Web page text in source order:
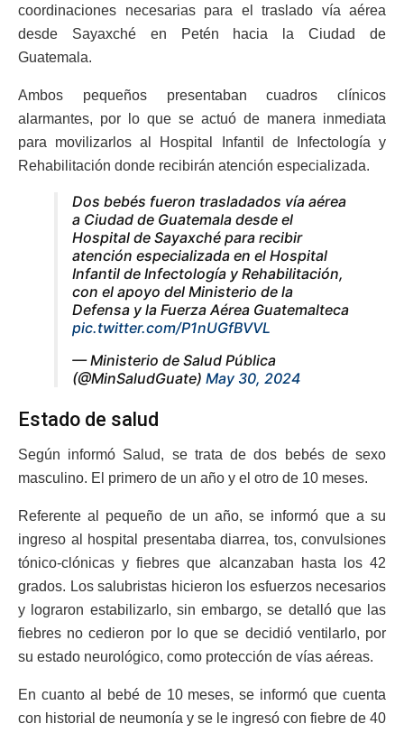
coordinaciones necesarias para el traslado vía aérea
desde Sayaxché en Petén hacia la Ciudad de
Guatemala.
Ambos pequeños presentaban cuadros clínicos
alarmantes, por lo que se actuó de manera inmediata
para movilizarlos al Hospital Infantil de Infectología y
Rehabilitación donde recibirán atención especializada.
Dos bebés fueron trasladados vía aérea
a Ciudad de Guatemala desde el
Hospital de Sayaxché para recibir
atención especializada en el Hospital
Infantil de Infectología y Rehabilitación,
con el apoyo del Ministerio de la
Defensa y la Fuerza Aérea Guatemalteca
pic.twitter.com/P1nUGfBVVL
— Ministerio de Salud Pública
(@MinSaludGuate) May 30, 2024
Estado de salud
Según informó Salud, se trata de dos bebés de sexo
masculino. El primero de un año y el otro de 10 meses.
Referente al pequeño de un año, se informó que a su
ingreso al hospital presentaba diarrea, tos, convulsiones
tónico-clónicas y fiebres que alcanzaban hasta los 42
grados. Los salubristas hicieron los esfuerzos necesarios
y lograron estabilizarlo, sin embargo, se detalló que las
fiebres no cedieron por lo que se decidió ventilarlo, por
su estado neurológico, como protección de vías aéreas.
En cuanto al bebé de 10 meses, se informó que cuenta
con historial de neumonía y se le ingresó con fiebre de 40